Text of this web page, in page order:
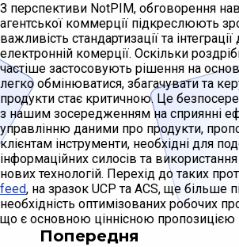
З перспективи NotPIM, обговорення
агентської коммерції підкреслюють
важливість стандартизації та
електронній комерції. Оскільки
частіше застосовують рішення на
легко обмінюватися, збагачувати та
продукти стає критичною. Це
з нашим зосередженням на сприянні
управлінню даними про продукти,
клієнтам інструменти, необхідні для
інформаційних силосів та
нових технологій. Перехід до таких
feed, на зразок UCP та ACS, ще більше
необхідність оптимізованих робочих
що є основною ціннісною
Попередня